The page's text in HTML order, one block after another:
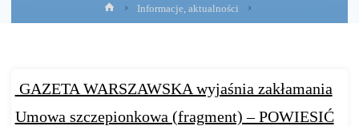
Strona
główna
Informacje, aktualności
GAZETA WARSZAWSKA wyjaśnia zakłamania
Umowa szczepionkowa (fragment) – POWIESIĆ